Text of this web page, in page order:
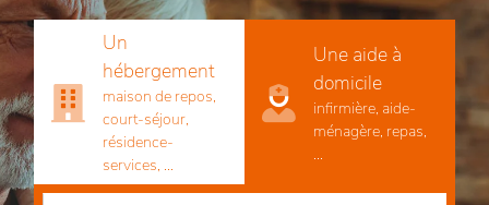
Un
hébergement
maison de repos,
court-séjour,
résidence-
services, ...
Une aide à
domicile
infirmière, aide-
ménagère, repas,
...